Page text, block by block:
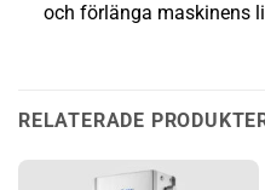
och förlänga maskinens
RELATERADE